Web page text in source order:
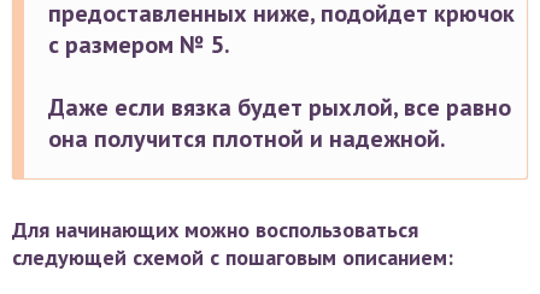
предоставленных ниже, подойдет крючок
с размером № 5.
Даже если вязка будет рыхлой, все равно
она получится плотной и надежной.
Для начинающих можно воспользоваться
следующей схемой с пошаговым описанием: